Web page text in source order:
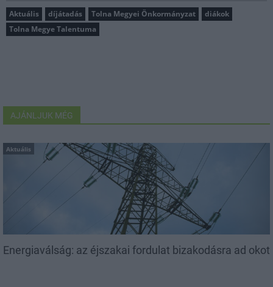
Aktuális díjátadás Tolna Megyei Önkormányzat
diákok
Tolna Megye Talentuma
AJÁNLJUK MÉG
Aktuális
Energiaválság: az éjszakai fordulat bizakodásra ad okot